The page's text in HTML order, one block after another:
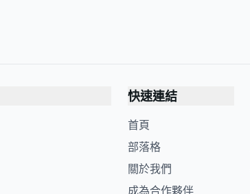
快速連結
首頁
部落格
關於我們
成為合作夥伴